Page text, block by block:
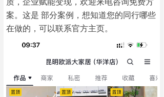
案。这是 部分案例，想知道您的同行哪些
在做的，可以联系官方主页。